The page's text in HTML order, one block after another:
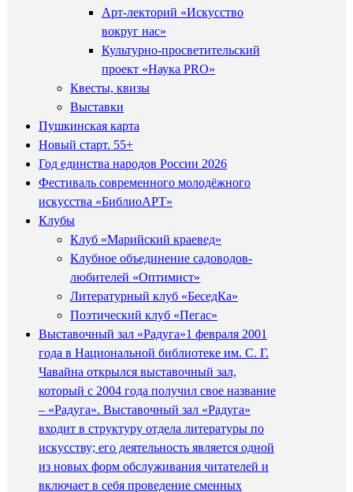
Арт-лекторий «Искусство
вокруг нас»
Культурно-просветительский
проект «Наука PRO»
Квесты, квизы
Выставки
Пушкинская карта
Новый старт. 55+
Год единства народов России 2026
Фестиваль современного молодёжного
искусства «БиблиоАРТ»
Клубы
Клуб «Марийский краевед»
Клубное объединение садоводов-
любителей «Оптимист»
Литературный клуб «БеседКа»
Поэтический клуб «Пегас»
Выставочный зал «Радуга»1 февраля 2001
года в Национальной библиотеке им. С. Г.
Чавайна открылся выставочный зал,
который с 2004 года получил свое название
– «Радуга». Выставочный зал «Радуга»
входит в структуру отдела литературы по
искусству; его деятельность является одной
из новых форм обслуживания читателей и
включает в себя проведение сменных